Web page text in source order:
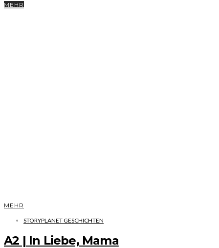
MEHR
MEHR
STORYPLANET GESCHICHTEN
A2 | In Liebe, Mama